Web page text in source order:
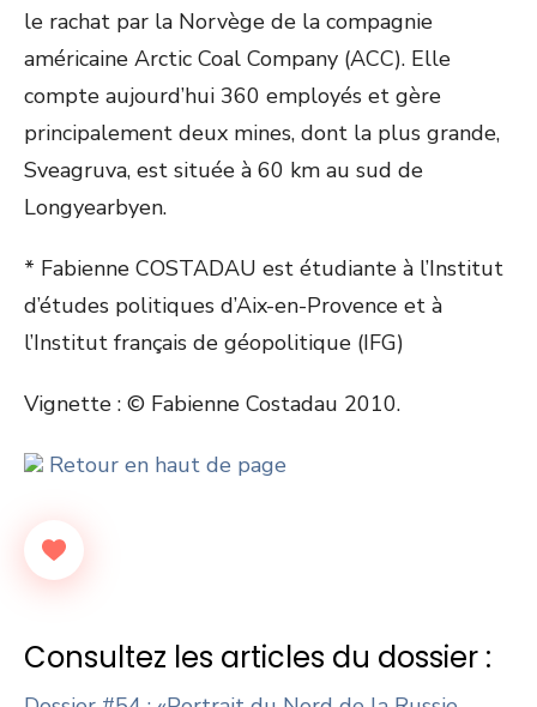
le rachat par la Norvège de la compagnie
américaine Arctic Coal Company (ACC). Elle
compte aujourd’hui 360 employés et gère
principalement deux mines, dont la plus grande,
Sveagruva, est située à 60 km au sud de
Longyearbyen.
* Fabienne COSTADAU est étudiante à l’Institut
d’études politiques d’Aix-en-Provence et à
l’Institut français de géopolitique (IFG)
Vignette : © Fabienne Costadau 2010.
Retour en haut de page
Consultez les articles du dossier :